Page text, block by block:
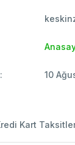
10
Kart